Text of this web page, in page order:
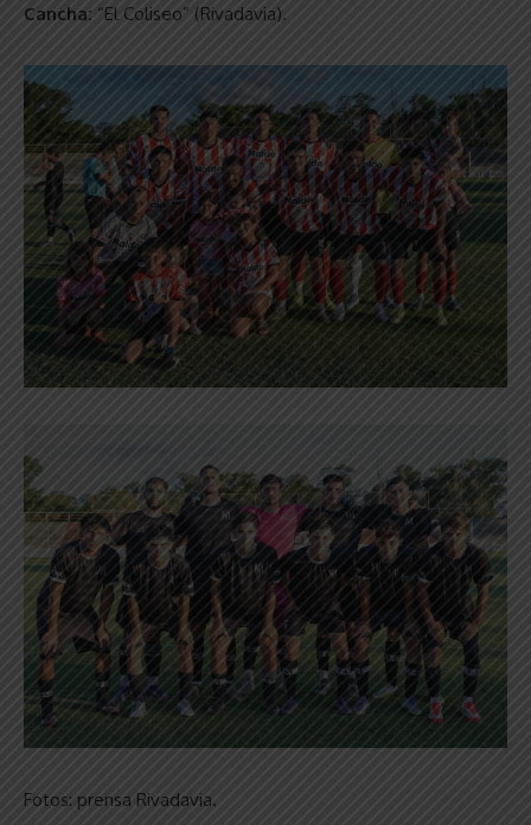
Cancha: “El Coliseo” (Rivadavia).
Fotos: prensa Rivadavia.